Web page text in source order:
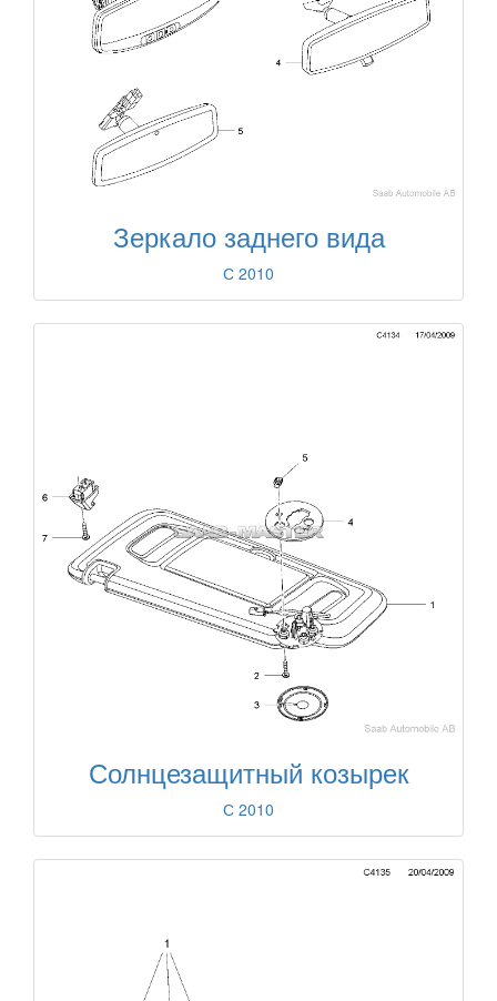
Зеркало заднего вида
С 2010
Солнцезащитный козырек
С 2010